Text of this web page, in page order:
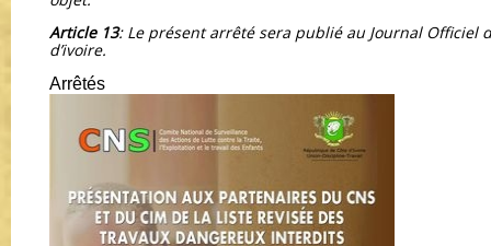
Article 13: Le présent arrêté sera publié au Journal Officiel
d’ivoire.
Arrêtés